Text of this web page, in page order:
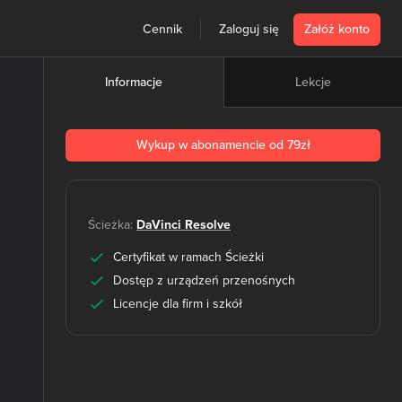
Cennik Zaloguj się Załóż konto
Informacje Lekcje
Wykup w abonamencie od 79zł
Ścieżka: DaVinci Resolve
Certyfikat w ramach Ścieżki
Dostęp z urządzeń przenośnych
Licencje dla firm i szkół